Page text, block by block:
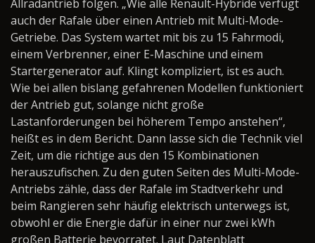
Allradantrieb folgen. „Wie alle Renault-Hybride verfügt
auch der Rafale über einen Antrieb mit Multi-Mode-
Getriebe. Das System wartet mit bis zu 15 Fahrmodi,
einem Verbrenner, einer E-Maschine und einem
Startergenerator auf. Klingt kompliziert, ist es auch.
Wie bei allen bislang gefahrenen Modellen funktioniert
der Antrieb gut, solange nicht große
Lastanforderungen bei höherem Tempo anstehen“,
heißt es in dem Bericht. Dann lasse sich die Technik viel
Zeit, um die richtige aus den 15 Kombinationen
herauszufischen. Zu den guten Seiten des Multi-Mode-
Antriebs zähle, dass der Rafale im Stadtverkehr und
beim Rangieren sehr häufig elektrisch unterwegs ist,
obwohl er die Energie dafür in einer nur zwei kWh
großen Batterie bevorratet. Laut Datenblatt